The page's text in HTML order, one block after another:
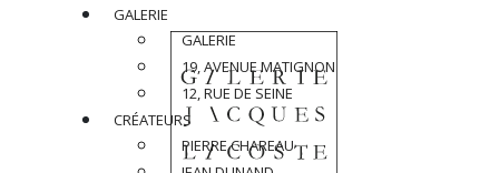
GALERIE
GALERIE
19, AVENUE MATIGNON
12, RUE DE SEINE
CRÉATEURS
PIERRE CHAREAU